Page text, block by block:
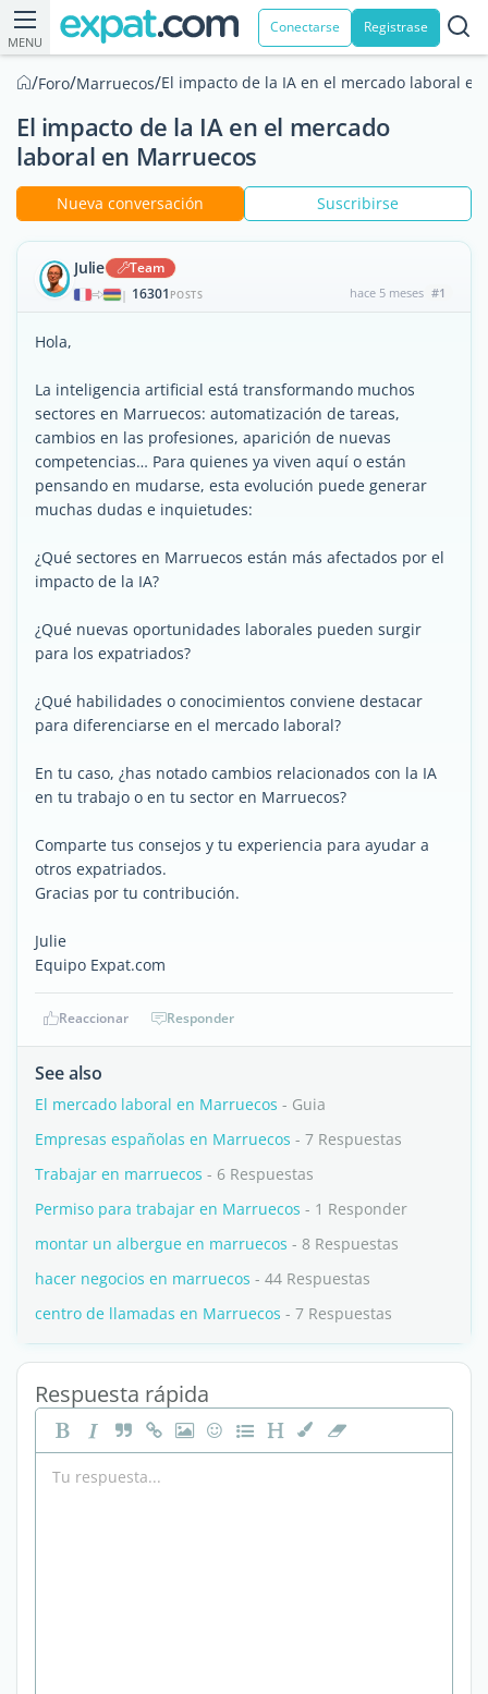
MENU
Conectarse Registrase
/Foro/Marruecos/El impacto de la IA en el mercado laboral
El impacto de la IA en el mercado
laboral en Marruecos
Nueva conversación Suscribirse
Julie Team
| 16301 POSTS hace 5 meses #1
Hola,
La inteligencia artificial está transformando muchos
sectores en Marruecos: automatización de tareas,
cambios en las profesiones, aparición de nuevas
competencias… Para quienes ya viven aquí o están
pensando en mudarse, esta evolución puede generar
muchas dudas e inquietudes:
¿Qué sectores en Marruecos están más afectados por el
impacto de la IA?
¿Qué nuevas oportunidades laborales pueden surgir
para los expatriados?
¿Qué habilidades o conocimientos conviene destacar
para diferenciarse en el mercado laboral?
En tu caso, ¿has notado cambios relacionados con la IA
en tu trabajo o en tu sector en Marruecos?
Comparte tus consejos y tu experiencia para ayudar a
otros expatriados.
Gracias por tu contribución.
Julie
Equipo Expat.com
Reaccionar Responder
See also
El mercado laboral en Marruecos - Guia
Empresas españolas en Marruecos - 7 Respuestas
Trabajar en marruecos - 6 Respuestas
Permiso para trabajar en Marruecos - 1 Responder
montar un albergue en marruecos - 8 Respuestas
hacer negocios en marruecos - 44 Respuestas
centro de llamadas en Marruecos - 7 Respuestas
Respuesta rápida